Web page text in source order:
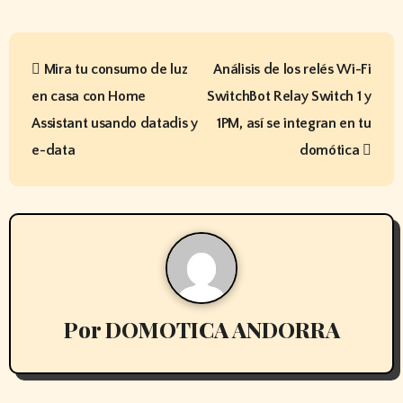
p
tir
N
g
a
n
Mira tu consumo de luz
en casa con Home
Assistant usando datadis y
e-data
Análisis de los relés Wi-Fi
SwitchBot Relay Switch 1 y
1PM, así se integran en tu
domótica
PorDOMOTICA ANDORRA
LA MEJOR EMPRESA DE DOMOTICA DE
ANDORRA